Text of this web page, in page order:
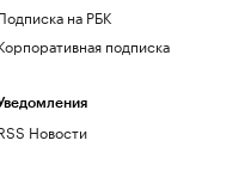
на РБК
подписка
Новости